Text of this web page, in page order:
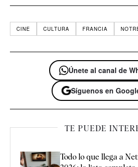
CINE CULTURA FRANCIA
Únete al canal de
Síguenos en
TE PUEDE
Todo lo que llega a